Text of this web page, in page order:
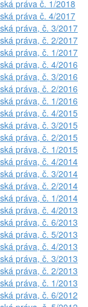
práva č. 1/2018
práva č. 4/2017
práva, č. 3/2017
práva, č. 2/2017
práva, č. 1/2017
práva, č. 4/2016
práva, č. 3/2016
práva, č. 2/2016
práva, č. 1/2016
práva, č. 4/2015
práva, č. 3/2015
práva, č. 2/2015
práva, č. 1/2015
práva, č. 4/2014
práva, č. 3/2014
práva, č. 2/2014
práva, č. 1/2014
práva, č. 4/2013
práva, č. 6/2013
práva, č. 5/2013
práva, č. 4/2013
práva, č. 3/2013
práva, č. 2/2013
práva, č. 1/2013
práva, č. 6/2012